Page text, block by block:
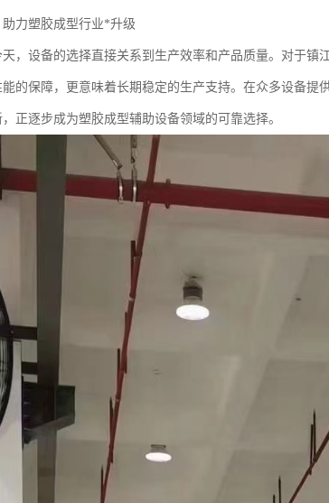
力塑胶成型行业*升级
，设备的选择直接关系到生产效率和产品质量。对于镇
的保障，更意味着长期稳定的生产支持。在众多设备提
正逐步成为塑胶成型辅助设备领域的可靠选择。